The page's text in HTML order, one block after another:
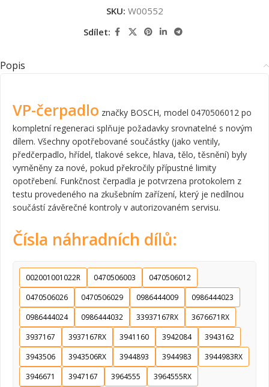
SKU: W00552
Sdílet:
Popis
VP-čerpadlo značky BOSCH, model 0470506012 po
kompletní regeneraci splňuje požadavky srovnatelné s novým
dílem. Všechny opotřebované součástky (jako ventily,
předčerpadlo, hřídel, tlakové sekce, hlava, tělo, těsnění) byly
vyměněny za nové, pokud překročily přípustné limity
opotřebení. Funkčnost čerpadla je potvrzena protokolem z
testu provedeného na zkušebním zařízení, který je nedílnou
součástí závěrečné kontroly v autorizovaném servisu.
Čísla náhradních dílů:
002001001022R 0470506003
0470506012
0470506026
0470506029 0986444009
0986444023
0986444024
0986444032 33937167RX
3676671RX
3937167
3937167RX 3941160 3942084
3943162
3943506
3943506RX 3944893 3944983
3944983RX
3946671
3947167 3964555
3964555RX